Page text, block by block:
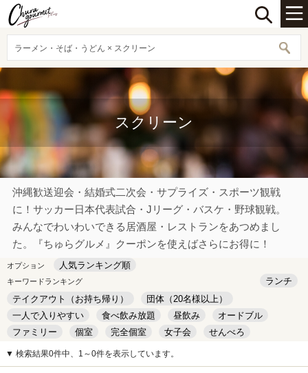
ラーメン・そば・うどん × スクリーン
スクリーン
沖縄歓送迎会・結婚式二次会・サプライズ・スポーツ観戦
に！サッカー日本代表試合・Jリーグ・バスケ・野球観戦。
みんなでわいわいできる居酒屋・レストランをあつめまし
た。『ちゅらグルメ』クーポンを使えばさらにお得に！
オプション 人気ランキング順
キーワードランキング
ランチ
テイクアウト（お持ち帰り）
団体（20名様以上）
一人で入りやすい
食べ飲み放題 昼飲み
オードブル
ファミリー
個室 完全個室 女子会
せんべろ
キッズルーム
安い デート
▼ 検索結果0件中、1～0件を表示しています。